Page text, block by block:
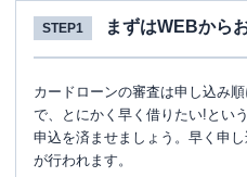
STEP1 まずはWEBから
カードローンの審査は申し込み
で、とにかく早く借りたい!とい
申込を済ませましょう。早く申
が行われます。